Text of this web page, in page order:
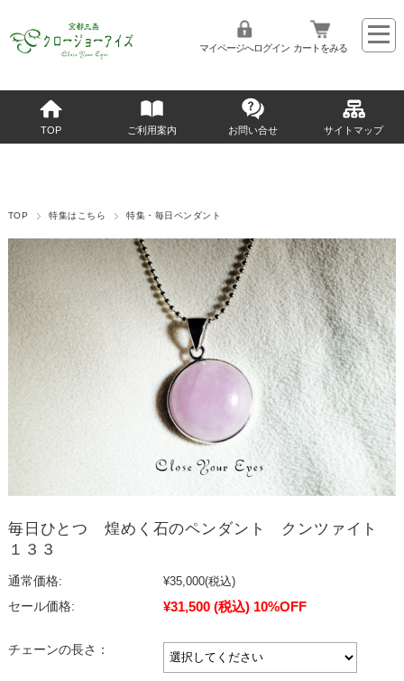
マイページへログイン カートをみる
TOP ご利用案内 お問い合せ サイトマップ
TOP 特集はこちら 特集・毎日ペンダント
毎日ひとつ 煌めく石のペンダント クンツァイト
１３３
通常価格: ¥35,000(税込)
セール価格:
¥31,500 (税込) 10%OFF
チェーンの長さ：